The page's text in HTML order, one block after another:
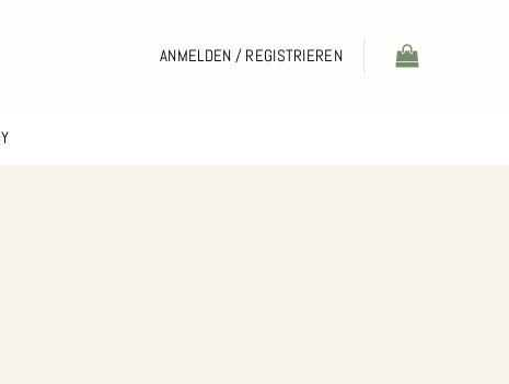
ANMELDEN / REGISTRIEREN